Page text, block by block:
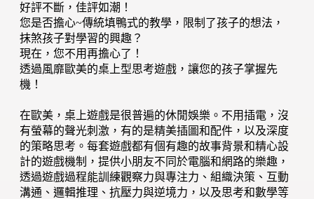
好評不斷，佳評如潮！
您是否擔心~傳統填鴨式的教學，限制了孩子的想法，
抹煞孩子對學習的興趣？
現在，您不用再擔心了！
透過風靡歐美的桌上型思考遊戲，讓您的孩子掌握先
機！
在歐美，桌上遊戲是很普遍的休閒娛樂。不用插電，沒
有螢幕的聲光刺激，有的是精美插圖和配件，以及深度
的策略思考。每套遊戲都有個有趣的故事背景和精心設
計的遊戲機制，提供小朋友不同於電腦和網路的樂趣，
透過遊戲過程能訓練觀察力與專注力、組織決策、互動
溝通、邏輯推理、抗壓力與逆境力，以及思考和數學等